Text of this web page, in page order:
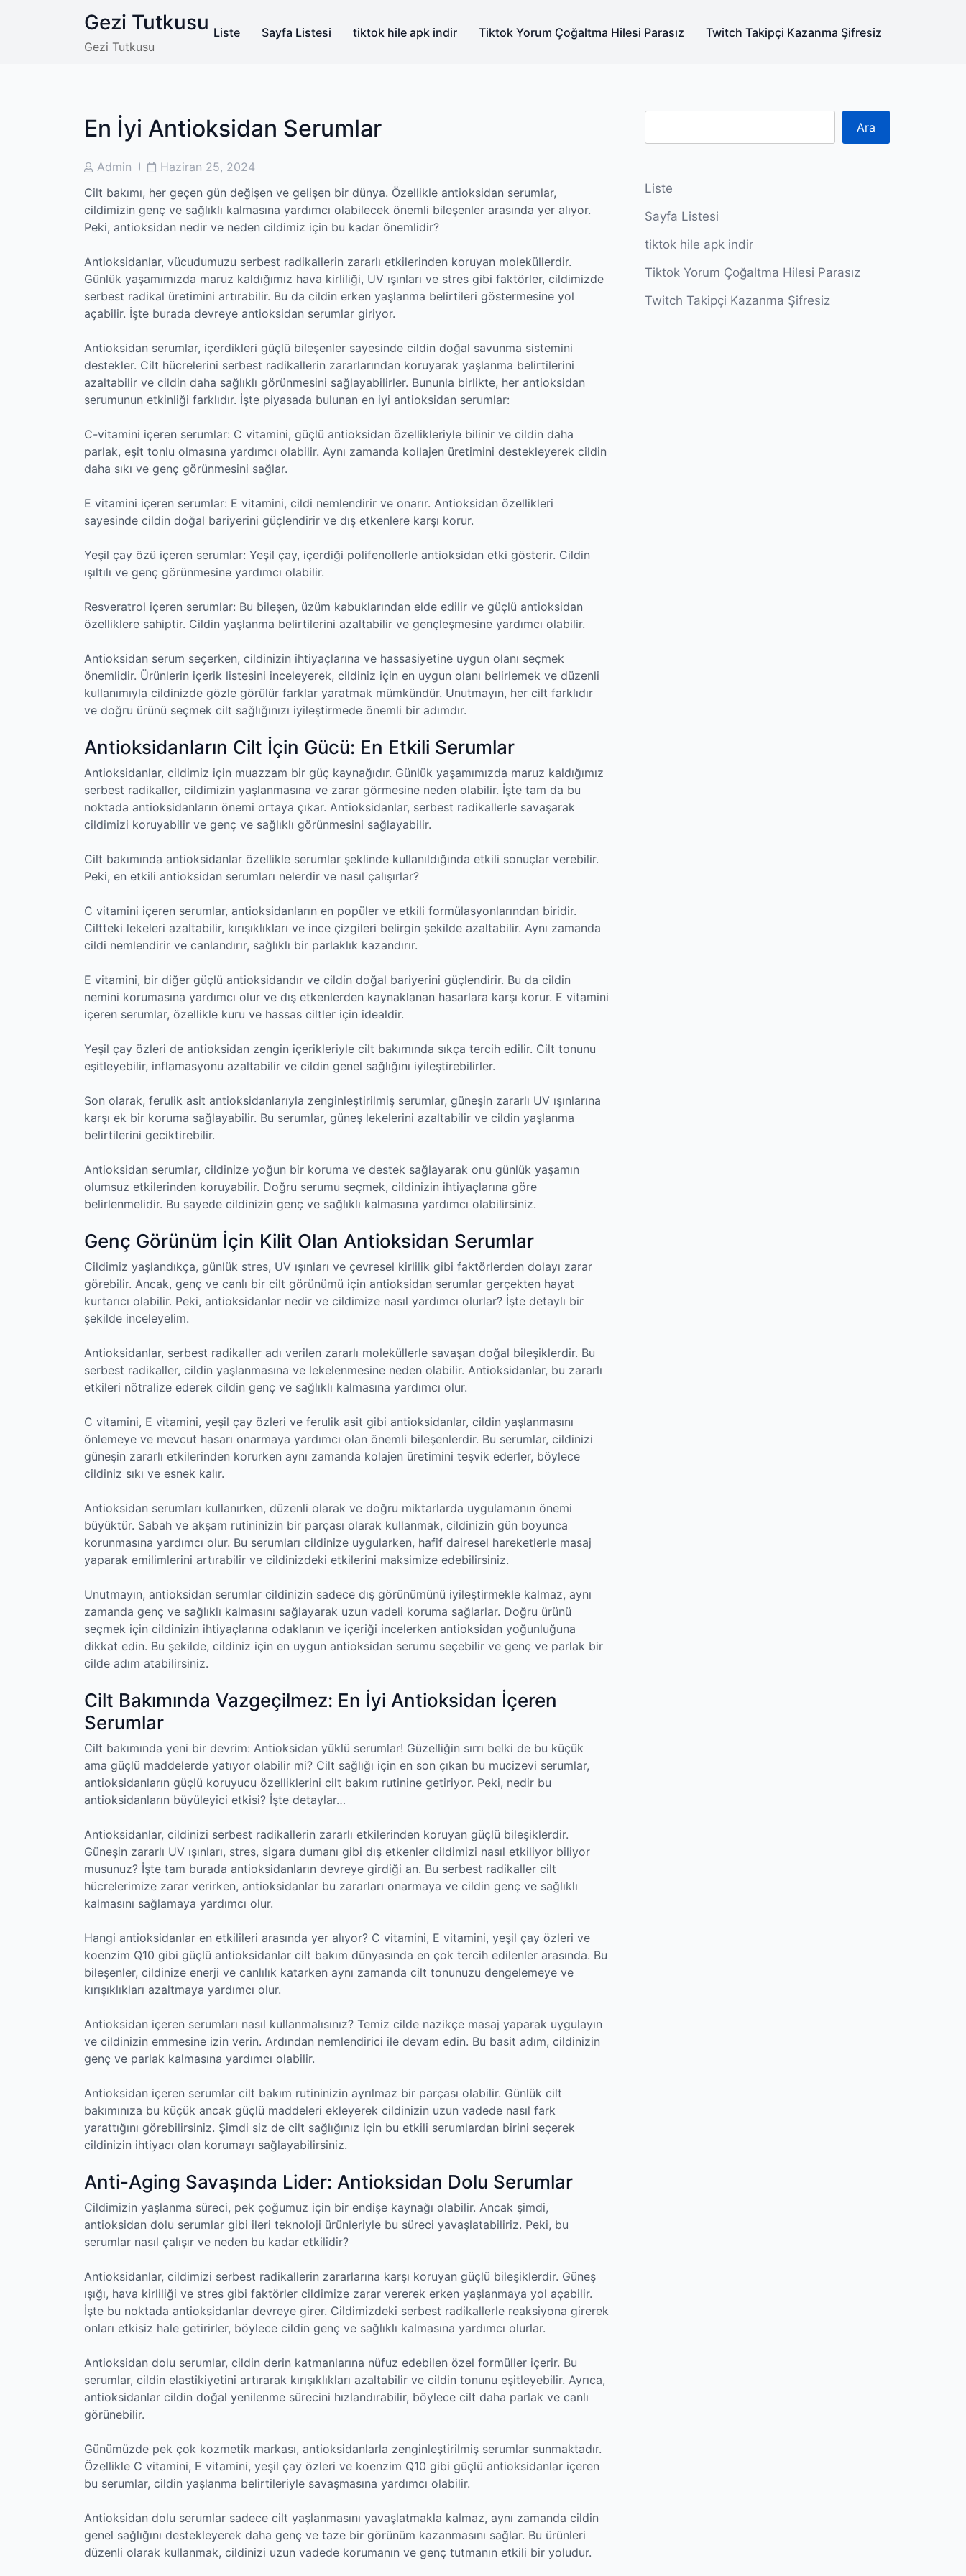
Gezi Tutkusu
Gezi Tutkusu
Liste Sayfa Listesi tiktok hile apk indir Tiktok Yorum Çoğaltma Hilesi Parasız Twitch Takipçi Kazanma Şifresiz
En İyi Antioksidan Serumlar
PostAdmin
PostHaziran 25, 2024
Cilt bakımı, her geçen gün değişen ve gelişen bir dünya. Özellikle antioksidan serumlar,
cildimizin genç ve sağlıklı kalmasına yardımcı olabilecek önemli bileşenler arasında yer alıyor.
Peki, antioksidan nedir ve neden cildimiz için bu kadar önemlidir?
Antioksidanlar, vücudumuzu serbest radikallerin zararlı etkilerinden koruyan moleküllerdir.
Günlük yaşamımızda maruz kaldığımız hava kirliliği, UV ışınları ve stres gibi faktörler, cildimizde
serbest radikal üretimini artırabilir. Bu da cildin erken yaşlanma belirtileri göstermesine yol
açabilir. İşte burada devreye antioksidan serumlar giriyor.
Antioksidan serumlar, içerdikleri güçlü bileşenler sayesinde cildin doğal savunma sistemini
destekler. Cilt hücrelerini serbest radikallerin zararlarından koruyarak yaşlanma belirtilerini
azaltabilir ve cildin daha sağlıklı görünmesini sağlayabilirler. Bununla birlikte, her antioksidan
serumunun etkinliği farklıdır. İşte piyasada bulunan en iyi antioksidan serumlar:
C-vitamini içeren serumlar: C vitamini, güçlü antioksidan özellikleriyle bilinir ve cildin daha
parlak, eşit tonlu olmasına yardımcı olabilir. Aynı zamanda kollajen üretimini destekleyerek cildin
daha sıkı ve genç görünmesini sağlar.
E vitamini içeren serumlar: E vitamini, cildi nemlendirir ve onarır. Antioksidan özellikleri
sayesinde cildin doğal bariyerini güçlendirir ve dış etkenlere karşı korur.
Yeşil çay özü içeren serumlar: Yeşil çay, içerdiği polifenollerle antioksidan etki gösterir. Cildin
ışıltılı ve genç görünmesine yardımcı olabilir.
Resveratrol içeren serumlar: Bu bileşen, üzüm kabuklarından elde edilir ve güçlü antioksidan
özelliklere sahiptir. Cildin yaşlanma belirtilerini azaltabilir ve gençleşmesine yardımcı olabilir.
Antioksidan serum seçerken, cildinizin ihtiyaçlarına ve hassasiyetine uygun olanı seçmek
önemlidir. Ürünlerin içerik listesini inceleyerek, cildiniz için en uygun olanı belirlemek ve düzenli
kullanımıyla cildinizde gözle görülür farklar yaratmak mümkündür. Unutmayın, her cilt farklıdır
ve doğru ürünü seçmek cilt sağlığınızı iyileştirmede önemli bir adımdır.
Antioksidanların Cilt İçin Gücü: En Etkili Serumlar
Antioksidanlar, cildimiz için muazzam bir güç kaynağıdır. Günlük yaşamımızda maruz kaldığımız
serbest radikaller, cildimizin yaşlanmasına ve zarar görmesine neden olabilir. İşte tam da bu
noktada antioksidanların önemi ortaya çıkar. Antioksidanlar, serbest radikallerle savaşarak
cildimizi koruyabilir ve genç ve sağlıklı görünmesini sağlayabilir.
Cilt bakımında antioksidanlar özellikle serumlar şeklinde kullanıldığında etkili sonuçlar verebilir.
Peki, en etkili antioksidan serumları nelerdir ve nasıl çalışırlar?
C vitamini içeren serumlar, antioksidanların en popüler ve etkili formülasyonlarından biridir.
Ciltteki lekeleri azaltabilir, kırışıklıkları ve ince çizgileri belirgin şekilde azaltabilir. Aynı zamanda
cildi nemlendirir ve canlandırır, sağlıklı bir parlaklık kazandırır.
E vitamini, bir diğer güçlü antioksidandır ve cildin doğal bariyerini güçlendirir. Bu da cildin
nemini korumasına yardımcı olur ve dış etkenlerden kaynaklanan hasarlara karşı korur. E vitamini
içeren serumlar, özellikle kuru ve hassas ciltler için idealdir.
Yeşil çay özleri de antioksidan zengin içerikleriyle cilt bakımında sıkça tercih edilir. Cilt tonunu
eşitleyebilir, inflamasyonu azaltabilir ve cildin genel sağlığını iyileştirebilirler.
Son olarak, ferulik asit antioksidanlarıyla zenginleştirilmiş serumlar, güneşin zararlı UV ışınlarına
karşı ek bir koruma sağlayabilir. Bu serumlar, güneş lekelerini azaltabilir ve cildin yaşlanma
belirtilerini geciktirebilir.
Antioksidan serumlar, cildinize yoğun bir koruma ve destek sağlayarak onu günlük yaşamın
olumsuz etkilerinden koruyabilir. Doğru serumu seçmek, cildinizin ihtiyaçlarına göre
belirlenmelidir. Bu sayede cildinizin genç ve sağlıklı kalmasına yardımcı olabilirsiniz.
Genç Görünüm İçin Kilit Olan Antioksidan Serumlar
Cildimiz yaşlandıkça, günlük stres, UV ışınları ve çevresel kirlilik gibi faktörlerden dolayı zarar
görebilir. Ancak, genç ve canlı bir cilt görünümü için antioksidan serumlar gerçekten hayat
kurtarıcı olabilir. Peki, antioksidanlar nedir ve cildimize nasıl yardımcı olurlar? İşte detaylı bir
şekilde inceleyelim.
Antioksidanlar, serbest radikaller adı verilen zararlı moleküllerle savaşan doğal bileşiklerdir. Bu
serbest radikaller, cildin yaşlanmasına ve lekelenmesine neden olabilir. Antioksidanlar, bu zararlı
etkileri nötralize ederek cildin genç ve sağlıklı kalmasına yardımcı olur.
C vitamini, E vitamini, yeşil çay özleri ve ferulik asit gibi antioksidanlar, cildin yaşlanmasını
önlemeye ve mevcut hasarı onarmaya yardımcı olan önemli bileşenlerdir. Bu serumlar, cildinizi
güneşin zararlı etkilerinden korurken aynı zamanda kolajen üretimini teşvik ederler, böylece
cildiniz sıkı ve esnek kalır.
Antioksidan serumları kullanırken, düzenli olarak ve doğru miktarlarda uygulamanın önemi
büyüktür. Sabah ve akşam rutininizin bir parçası olarak kullanmak, cildinizin gün boyunca
korunmasına yardımcı olur. Bu serumları cildinize uygularken, hafif dairesel hareketlerle masaj
yaparak emilimlerini artırabilir ve cildinizdeki etkilerini maksimize edebilirsiniz.
Unutmayın, antioksidan serumlar cildinizin sadece dış görünümünü iyileştirmekle kalmaz, aynı
zamanda genç ve sağlıklı kalmasını sağlayarak uzun vadeli koruma sağlarlar. Doğru ürünü
seçmek için cildinizin ihtiyaçlarına odaklanın ve içeriği incelerken antioksidan yoğunluğuna
dikkat edin. Bu şekilde, cildiniz için en uygun antioksidan serumu seçebilir ve genç ve parlak bir
cilde adım atabilirsiniz.
Cilt Bakımında Vazgeçilmez: En İyi Antioksidan İçeren
Serumlar
Cilt bakımında yeni bir devrim: Antioksidan yüklü serumlar! Güzelliğin sırrı belki de bu küçük
ama güçlü maddelerde yatıyor olabilir mi? Cilt sağlığı için en son çıkan bu mucizevi serumlar,
antioksidanların güçlü koruyucu özelliklerini cilt bakım rutinine getiriyor. Peki, nedir bu
antioksidanların büyüleyici etkisi? İşte detaylar…
Antioksidanlar, cildinizi serbest radikallerin zararlı etkilerinden koruyan güçlü bileşiklerdir.
Güneşin zararlı UV ışınları, stres, sigara dumanı gibi dış etkenler cildimizi nasıl etkiliyor biliyor
musunuz? İşte tam burada antioksidanların devreye girdiği an. Bu serbest radikaller cilt
hücrelerimize zarar verirken, antioksidanlar bu zararları onarmaya ve cildin genç ve sağlıklı
kalmasını sağlamaya yardımcı olur.
Hangi antioksidanlar en etkilileri arasında yer alıyor? C vitamini, E vitamini, yeşil çay özleri ve
koenzim Q10 gibi güçlü antioksidanlar cilt bakım dünyasında en çok tercih edilenler arasında. Bu
bileşenler, cildinize enerji ve canlılık katarken aynı zamanda cilt tonunuzu dengelemeye ve
kırışıklıkları azaltmaya yardımcı olur.
Antioksidan içeren serumları nasıl kullanmalısınız? Temiz cilde nazikçe masaj yaparak uygulayın
ve cildinizin emmesine izin verin. Ardından nemlendirici ile devam edin. Bu basit adım, cildinizin
genç ve parlak kalmasına yardımcı olabilir.
Antioksidan içeren serumlar cilt bakım rutininizin ayrılmaz bir parçası olabilir. Günlük cilt
bakımınıza bu küçük ancak güçlü maddeleri ekleyerek cildinizin uzun vadede nasıl fark
yarattığını görebilirsiniz. Şimdi siz de cilt sağlığınız için bu etkili serumlardan birini seçerek
cildinizin ihtiyacı olan korumayı sağlayabilirsiniz.
Anti-Aging Savaşında Lider: Antioksidan Dolu Serumlar
Cildimizin yaşlanma süreci, pek çoğumuz için bir endişe kaynağı olabilir. Ancak şimdi,
antioksidan dolu serumlar gibi ileri teknoloji ürünleriyle bu süreci yavaşlatabiliriz. Peki, bu
serumlar nasıl çalışır ve neden bu kadar etkilidir?
Antioksidanlar, cildimizi serbest radikallerin zararlarına karşı koruyan güçlü bileşiklerdir. Güneş
ışığı, hava kirliliği ve stres gibi faktörler cildimize zarar vererek erken yaşlanmaya yol açabilir.
İşte bu noktada antioksidanlar devreye girer. Cildimizdeki serbest radikallerle reaksiyona girerek
onları etkisiz hale getirirler, böylece cildin genç ve sağlıklı kalmasına yardımcı olurlar.
Antioksidan dolu serumlar, cildin derin katmanlarına nüfuz edebilen özel formüller içerir. Bu
serumlar, cildin elastikiyetini artırarak kırışıklıkları azaltabilir ve cildin tonunu eşitleyebilir. Ayrıca,
antioksidanlar cildin doğal yenilenme sürecini hızlandırabilir, böylece cilt daha parlak ve canlı
görünebilir.
Günümüzde pek çok kozmetik markası, antioksidanlarla zenginleştirilmiş serumlar sunmaktadır.
Özellikle C vitamini, E vitamini, yeşil çay özleri ve koenzim Q10 gibi güçlü antioksidanlar içeren
bu serumlar, cildin yaşlanma belirtileriyle savaşmasına yardımcı olabilir.
Antioksidan dolu serumlar sadece cilt yaşlanmasını yavaşlatmakla kalmaz, aynı zamanda cildin
genel sağlığını destekleyerek daha genç ve taze bir görünüm kazanmasını sağlar. Bu ürünleri
düzenli olarak kullanmak, cildinizi uzun vadede korumanın ve genç tutmanın etkili bir yoludur.
Ara
Liste
Sayfa Listesi
tiktok hile apk indir
Tiktok Yorum Çoğaltma Hilesi Parasız
Twitch Takipçi Kazanma Şifresiz